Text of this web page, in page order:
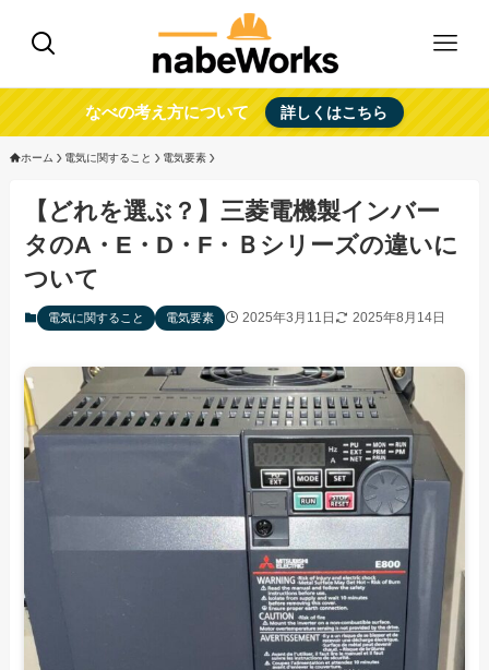
なべの考え方について 詳しくはこちら
ホーム 電気に関すること 電気要素
【どれを選ぶ？】三菱電機製インバー
タのA・E・D・F・Ｂシリーズの違いに
ついて
電気に関すること 電気要素 2025年3月11日 2025年8月14日